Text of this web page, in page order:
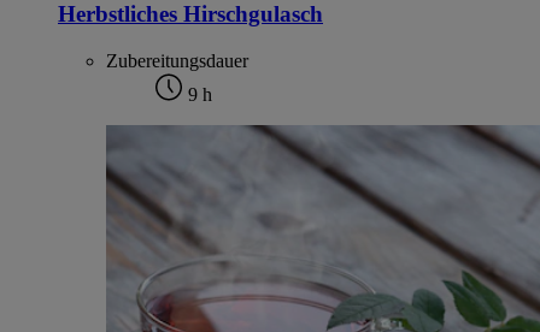
Herbstliches Hirschgulasch
Zubereitungsdauer
9 h